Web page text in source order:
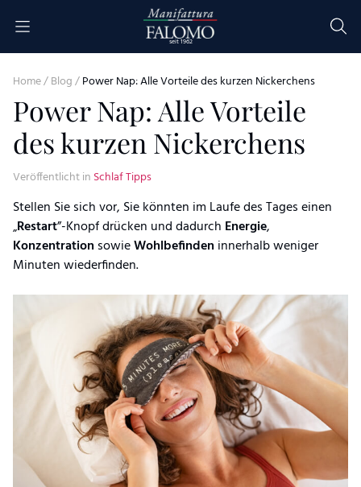
seit 1962
Home/Blog/Power Nap: Alle Vorteile des kurzen Nickerchens
Power Nap: Alle Vorteile
des kurzen Nickerchens
Veröffentlicht in Schlaf Tipps
Stellen Sie sich vor, Sie könnten im Laufe des Tages einen
„Restart”-Knopf drücken und dadurch Energie,
Konzentration sowieWohlbefinden innerhalb weniger
Minuten wiederfinden.